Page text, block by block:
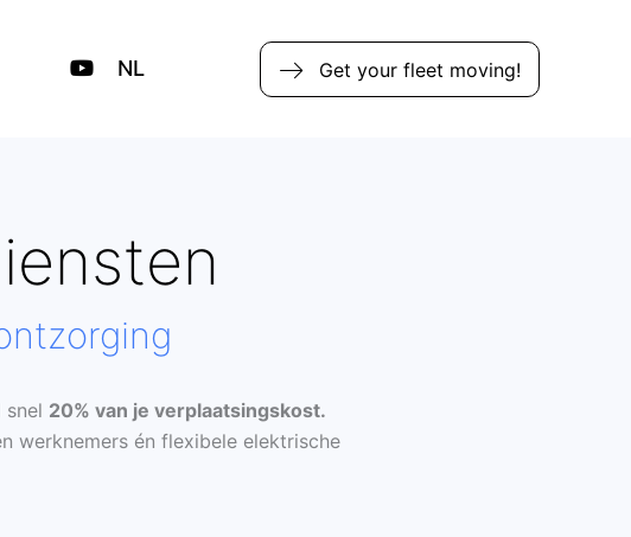
NL Get your fleet moving!
20% van je verplaatsingskost.
werknemers én flexibele elektrische